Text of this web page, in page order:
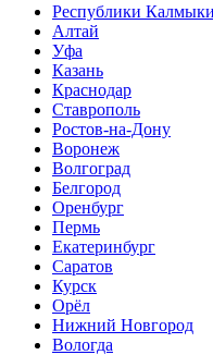
Республики
Алтай
Уфа
Казань
Краснодар
Ставрополь
Ростов-на-Дону
Воронеж
Волгоград
Белгород
Оренбург
Пермь
Екатеринбург
Саратов
Курск
Орёл
Нижний Новгород
Вологда